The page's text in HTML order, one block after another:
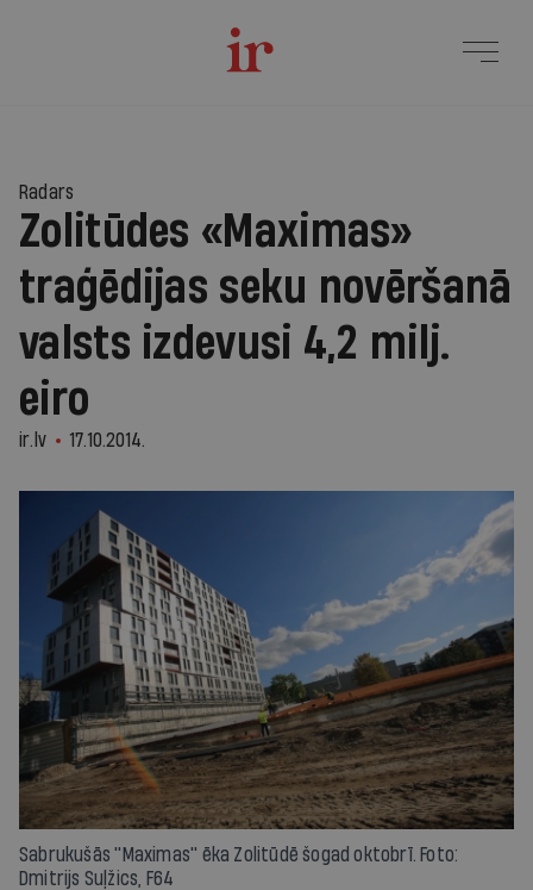
Radars
Zolitūdes «Maximas»
traģēdijas seku novēršanā
valsts izdevusi 4,2 milj.
eiro
ir.lv 17.10.2014.
Sabrukušās ''Maximas'' ēka Zolitūdē šogad oktobrī. Foto:
Dmitrijs Suļžics, F64